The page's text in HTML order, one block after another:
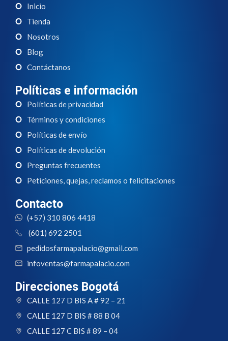
Inicio
Tienda
Nosotros
Blog
Contáctanos
Políticas e información
Políticas de privacidad
Términos y condiciones
Políticas de envío
Políticas de devolución
Preguntas frecuentes
Peticiones, quejas, reclamos o felicitaciones
Contacto
(+57) 310 806 4418
(601) 692 2501
pedidosfarmapalacio@gmail.com
infoventas@farmapalacio.com
Direcciones Bogotá
CALLE 127 D BIS A # 92 – 21
CALLE 127 D BIS # 88 B 04
CALLE 127 C BIS # 89 – 04